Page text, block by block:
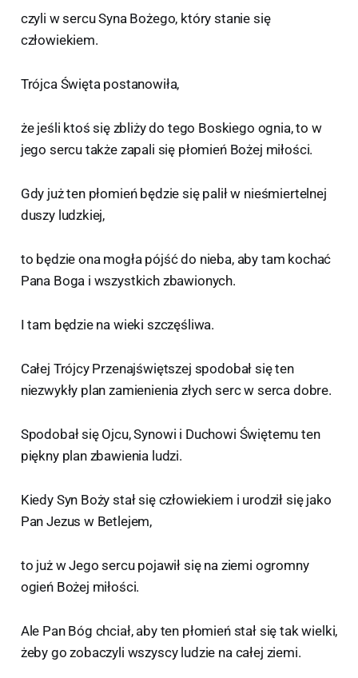
czyli w sercu Syna Bożego, który stanie się
człowiekiem.
Trójca Święta postanowiła,
że jeśli ktoś się zbliży do tego Boskiego ognia, to w
jego sercu także zapali się płomień Bożej miłości.
Gdy już ten płomień będzie się palił w nieśmiertelnej
duszy ludzkiej,
to będzie ona mogła pójść do nieba, aby tam kochać
Pana Boga i wszystkich zbawionych.
I tam będzie na wieki szczęśliwa.
Całej Trójcy Przenajświętszej spodobał się ten
niezwykły plan zamienienia złych serc w serca dobre.
Spodobał się Ojcu, Synowi i Duchowi Świętemu ten
piękny plan zbawienia ludzi.
Kiedy Syn Boży stał się człowiekiem i urodził się jako
Pan Jezus w Betlejem,
to już w Jego sercu pojawił się na ziemi ogromny
ogień Bożej miłości.
Ale Pan Bóg chciał, aby ten płomień stał się tak wielki,
żeby go zobaczyli wszyscy ludzie na całej ziemi.